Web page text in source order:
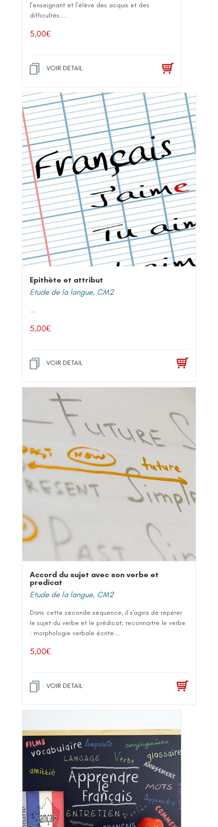
l’enseignant et l’élève des acquis et des
difficultés....
5,00€
VOIR DETAIL
Epithète et attribut
Etude de la langue, CM2
...
5,00€
VOIR DETAIL
Accord du sujet avec son verbe et
predicat
Etude de la langue, CM2
Dans cette seconde séquence, il s'agira de repérer
le sujet du verbe et le prédicat; reconnaitre le verbe
: morphologie verbale écrite...
5,00€
VOIR DETAIL